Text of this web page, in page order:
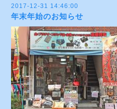
2017-12-31 14:46:00
年末年始のお知らせ